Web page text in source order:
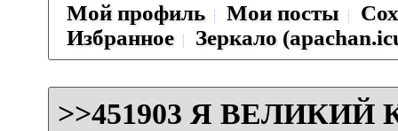
Мой профиль
Мои посты
Избранное
Зеркало
>>451903 Я